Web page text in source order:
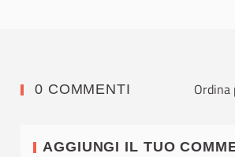
0 COMMENTI Ordina
AGGIUNGI IL TUO